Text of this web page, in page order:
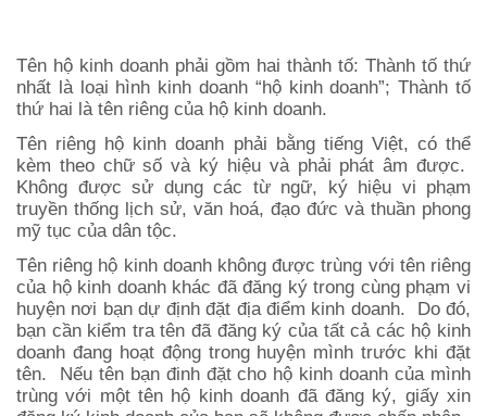
Tên hộ kinh doanh phải gồm hai thành tố: Thành tố thứ
nhất là loại hình kinh doanh “hộ kinh doanh”; Thành tố
thứ hai là tên riêng của hộ kinh doanh.
Tên riêng hộ kinh doanh phải bằng tiếng Việt, có thể
kèm theo chữ số và ký hiệu và phải phát âm được.
Không được sử dụng các từ ngữ, ký hiệu vi phạm
truyền thống lịch sử, văn hoá, đạo đức và thuần phong
mỹ tục của dân tộc.
Tên riêng hộ kinh doanh không được trùng với tên riêng
của hộ kinh doanh khác đã đăng ký trong cùng phạm vi
huyện nơi bạn dự định đặt địa điểm kinh doanh. Do đó,
bạn cần kiểm tra tên đã đăng ký của tất cả các hộ kinh
doanh đang hoạt động trong huyện mình trước khi đặt
tên. Nếu tên bạn đinh đặt cho hộ kinh doanh của mình
trùng với một tên hộ kinh doanh đã đăng ký, giấy xin